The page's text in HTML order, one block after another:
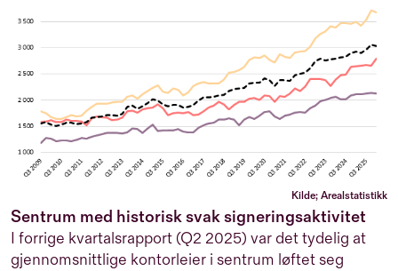
Kilde; Arealstatistikk
Sentrum med historisk svak signeringsaktivitet
I forrige kvartalsrapport (Q2 2025) var det tydelig at
gjennomsnittlige kontorleier i sentrum løftet seg